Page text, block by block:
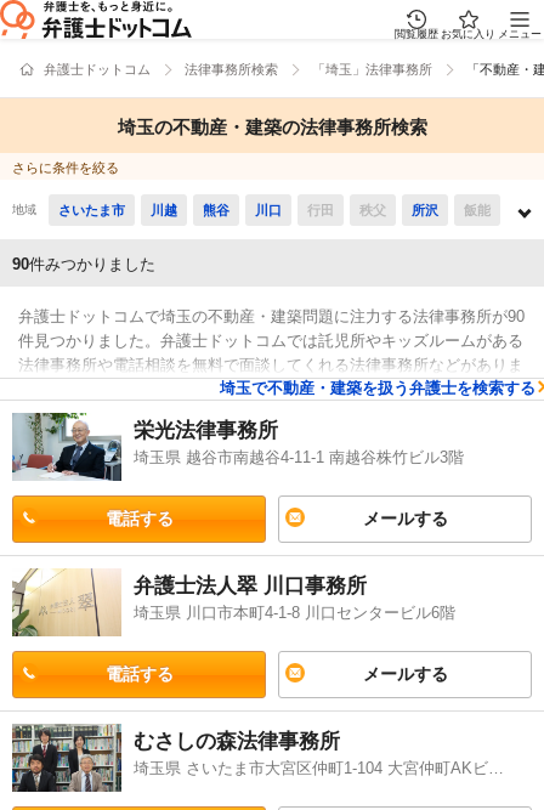
閲覧履歴 お気に入り メニュー
弁護士ドットコム 法律事務所検索 「埼玉」法律事務所 「不動産・
埼玉の不動産・建築の法律事務所検索
さらに条件を絞る
地域 さいたま市 川越 熊谷 川口 行田 秩父 所沢 飯能
新座 桶川 久喜 北本 八潮 富士見 三郷 蓮田
坂戸 幸手 鶴ヶ島 日高 吉川 ふじみ野 白岡 伊奈
三芳 毛呂山 越生 滑川
鳩山 ときがわ 横瀬 皆野 長瀞 小鹿野 東秩父
美里 神川 上里 寄居 宮代 杉戸 松伏
弁護士ドットコムで埼玉の不動産・建築問題に注力する法律事務所が90
件見つかりました。弁護士ドットコムでは託児所やキッズルームがある
法律事務所や電話相談を無料で面談してくれる法律事務所などがありま
す。また、任意売却,騒音,欠陥住宅,建物明け渡しなどを幅広く取り扱う
弁護士が所属する事務所もおります。そのため、具体的には「不動産・
近隣トラブルで強い法律事務所や口コミの評価が良い法律事務所の選び
方などの情報は下調べをしたけど、埼玉周辺の法律事務所を自宅からの
隣トラブルでお困りの方は本サイトに登録する法律事務所の中から、最
寄り駅や英語などの対応言語などの希望を考慮して、希望に適した法律
事務所に相談をしてみることをおすすめします。
90件みつかりました
埼玉で不動産・建築を扱う弁護士を検索する
検索結果
栄光法律事務所
埼玉県 越谷市南越谷4-11-1 南越谷株竹ビル3階
電話する メールする
弁護士法人翠 川口事務所
埼玉県 川口市本町4-1-8 川口センタービル6階
電話する メールする
むさしの森法律事務所
埼玉県 さいたま市大宮区仲町1-104 大宮仲町AKビル9階